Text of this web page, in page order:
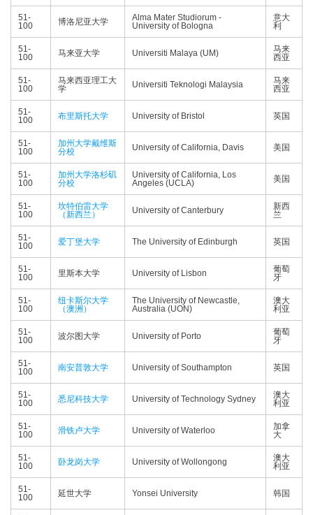
51-
100
博洛尼亚大学
Alma Mater Studiorum -
University of Bologna
意大
利
51-
100
马来亚大学 Universiti Malaya (UM)
马来
西亚
51-
100
马来西亚理工大
学
Universiti Teknologi Malaysia
马来
西亚
51-
100
布里斯托大学 University of Bristol 英国
51-
100
加州大学戴维斯
分校
University of California, Davis 美国
51-
100
加州大学洛杉矶
分校
University of California, Los
Angeles (UCLA)
美国
51-
100
坎特伯雷大学
（新西兰）
University of Canterbury
新西
兰
51-
100
爱丁堡大学 The University of Edinburgh 英国
51-
100
里斯本大学 University of Lisbon
葡萄
牙
51-
100
纽卡斯尔大学
（澳洲）
The University of Newcastle,
Australia (UON)
澳大
利亚
51-
100
波尔图大学 University of Porto
葡萄
牙
51-
100
南安普敦大学 University of Southampton 英国
51-
100
悉尼科技大学 University of Technology Sydney
澳大
利亚
51-
100
滑铁卢大学 University of Waterloo
加拿
大
51-
100
卧龙岗大学 University of Wollongong
澳大
利亚
51-
100
延世大学 Yonsei University 韩国